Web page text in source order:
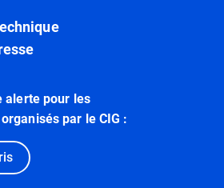
alerte pour les
par le CIG :